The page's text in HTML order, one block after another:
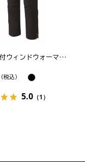
ユニ裏地付ウィンドウォーマーパンツ
（税込）
5.0（1）